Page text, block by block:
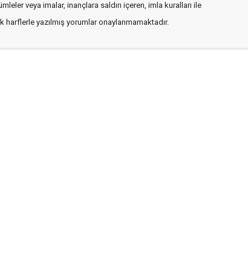
veya imalar, inançlara saldırı içeren, imla kuralları ile
harflerle yazılmış yorumlar onaylanmamaktadır.